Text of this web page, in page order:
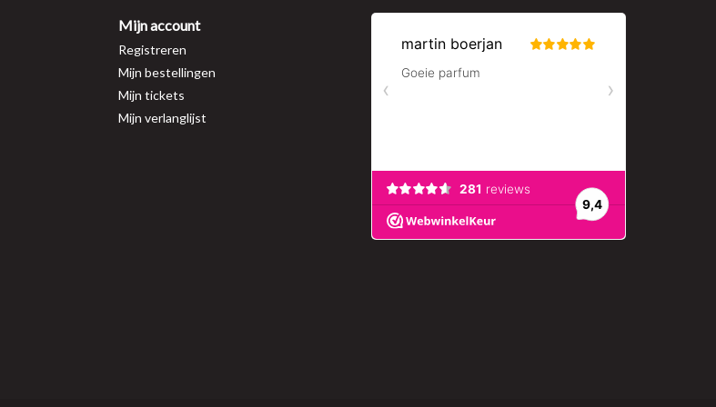
Mijn account
Registreren
Mijn bestellingen
Mijn tickets
Mijn verlanglijst